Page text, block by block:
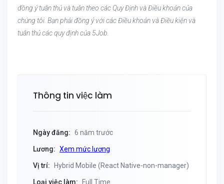
đồng ý tuân thủ và tuân theo các Quy Định và Điều khoản của
chúng tôi. Bạn phải đồng ý với các Điều khoản và Điều kiện và
tuân thủ các quy định của 5Job.
Thông tin việc làm
Ngày đăng: 6 năm trước
Lương: Xem mức lương
Vị trí: Hybrid Mobile (React Native-non-manager)
Loại việc làm: Full Time